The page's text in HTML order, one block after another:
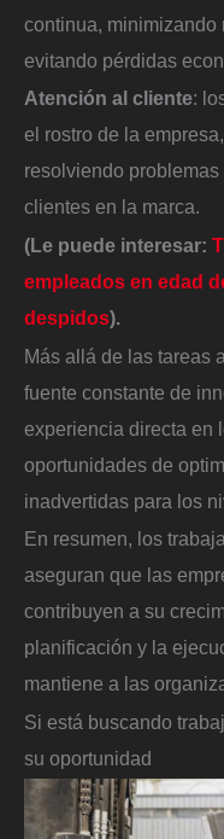
continua,
evitando pérdidas
Atención al cliente:
el rostro de la
resolviendo
clientes en la marca.
(Le puede interesar:
empleados en edad
despidos).
Más allá de las tareas
fuente constante de
experiencia directa en
oportunidades de
inadvertidas para los
En resumen, los
aseguran que las
contribuyen a su
planificación y la
mantiene a las
Si está buscando
su oportunidad